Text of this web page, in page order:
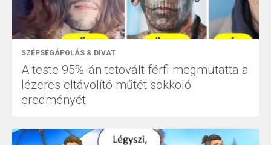
SZÉPSÉGÁPOLÁS & DIVAT
A teste 95%-án tetovált férfi megmutatta a
lézeres eltávolító műtét sokkoló
eredményét